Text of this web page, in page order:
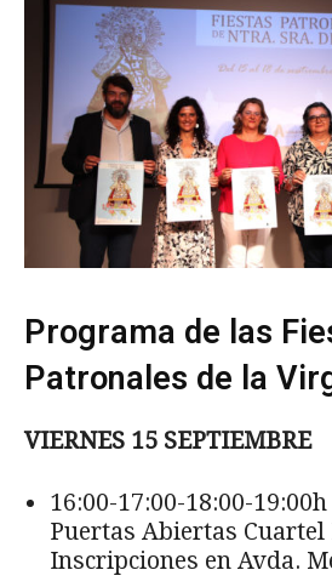
Programa de las
Patronales de la
VIERNES 15 SEPTIEMBRE
16:00-17:00-18:00-
Puertas Abiertas Cuartel
Inscripciones en Avda.